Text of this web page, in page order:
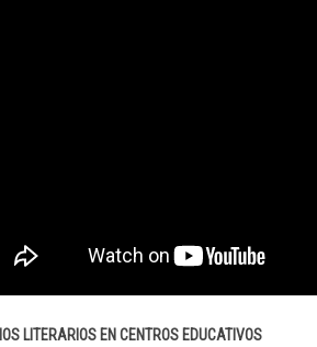
LITERARIOS EN CENTROS EDUCATIVOS